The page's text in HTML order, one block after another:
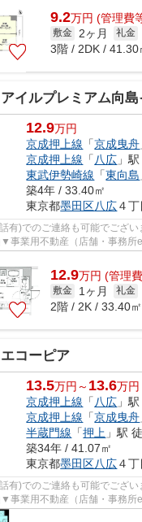
9.2万円 (管理費
敷金 2ヶ月 礼金
3階 / 2DK / 41.30
アイルプレミアム向島
12.9万円
京成押上線 「京成曳舟
京成押上線 「 八広 」
東武伊勢崎線 「東向島
築4年 / 33.40㎡
東京都墨田区八広４丁
有)でのご連絡も可能でござい
事業用不動産（店舗・事務所
12.9万円 (管理
敷金 1ヶ月 礼金
2階 / 2K / 33.40㎡
エコーピア
13.5万円～ 13.6万円
京成押上線 「 八広 」
京成押上線 「京成曳舟
半蔵門線 「押上 」駅
築34年 / 41.07㎡
東京都墨田区八広４丁
有)でのご連絡も可能でござい
事業用不動産（店舗・事務所
社様の物件も含め一都三県エリ